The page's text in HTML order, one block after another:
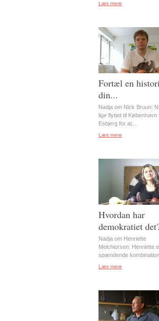
Læs mere
Fortæl en
din...
Nadja om Nick Bruun:
lige flyttet til København
Esbjerg for at...
Læs mere
Hvordan har
demokratiet
Nadja om Henriette
Melchiorsen: Henriette
spændende
Læs mere